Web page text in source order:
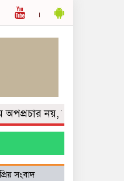
নয়, সামাজিক সম্প্রীতি
সংবাদ